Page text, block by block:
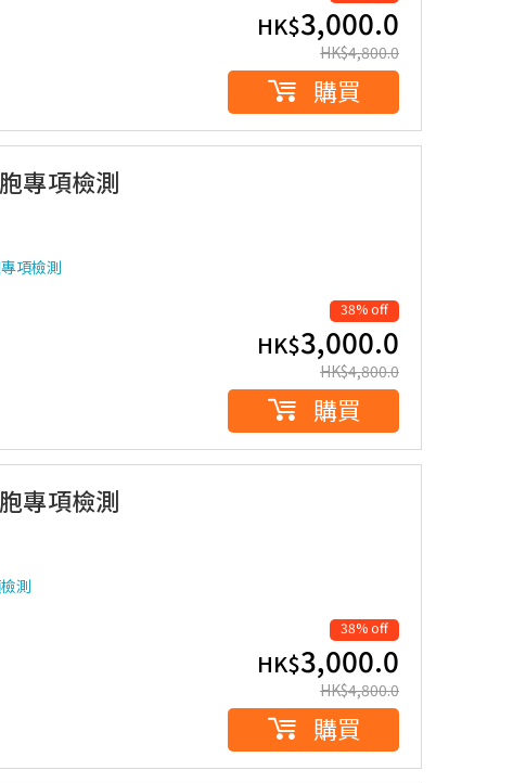
HK$3,000.0
HK$4,800.0
購買
專項檢測
項檢測
38% off
HK$3,000.0
HK$4,800.0
購買
專項檢測
測
38% off
HK$3,000.0
HK$4,800.0
購買